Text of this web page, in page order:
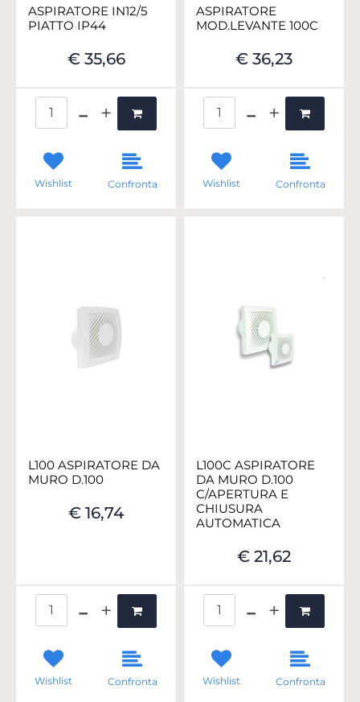
ASPIRATORE IN12/5
PIATTO IP44
€ 35,66
Wishlist Confronta
ASPIRATORE
MOD.LEVANTE 100C
€ 36,23
Wishlist Confronta
L100 ASPIRATORE DA
MURO D.100
€ 16,74
Wishlist Confronta
L100C ASPIRATORE
DA MURO D.100
C/APERTURA E
CHIUSURA
AUTOMATICA
€ 21,62
Wishlist Confronta